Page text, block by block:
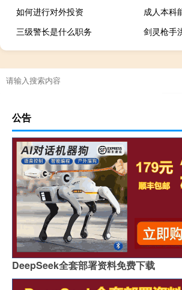
如何进行对外投资
成人本科
三级警长是什么职务
剑灵枪手
公告
DeepSeek全套部署资料免费下载